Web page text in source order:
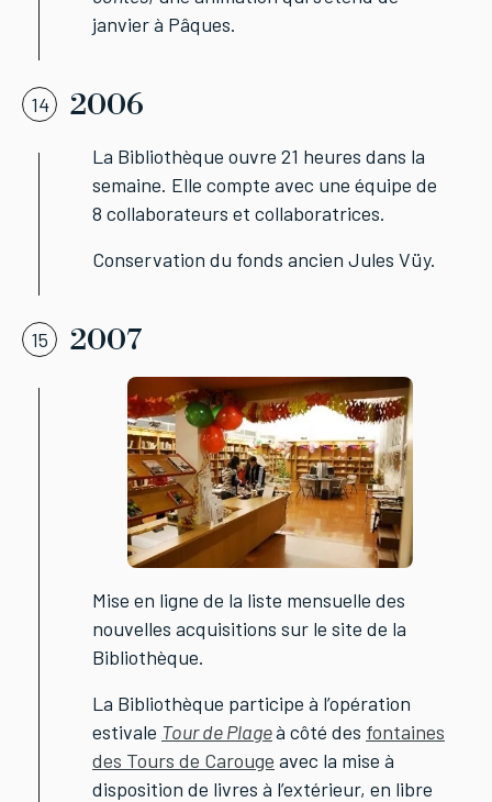
janvier à Pâques.
14 2006
La Bibliothèque ouvre 21 heures dans la
semaine. Elle compte avec une équipe de
8 collaborateurs et collaboratrices.
Conservation du fonds ancien Jules Vüy.
15 2007
Mise en ligne de la liste mensuelle des
nouvelles acquisitions sur le site de la
Bibliothèque.
La Bibliothèque participe à l’opération
estivale Tour de Plageà côté des fontaines
des Tours de Carouge avec la mise à
disposition de livres à l’extérieur, en libre